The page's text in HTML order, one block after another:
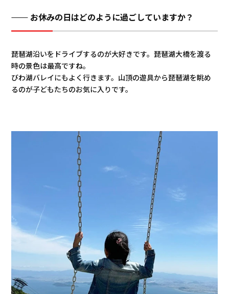
お休みの日はどのように過ごしていますか？
琵琶湖沿いをドライブするのが大好きです。琵琶湖大橋を渡る
時の景色は最高ですね。
びわ湖バレイにもよく行きます。山頂の遊具から琵琶湖を眺め
るのが子どもたちのお気に入りです。